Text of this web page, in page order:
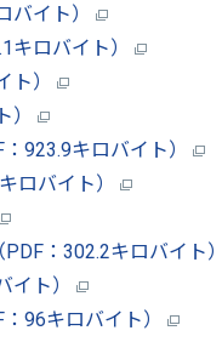
バイト）
キロバイト）
ト）
）
923.9キロバイト）
ロバイト）
：302.2キロバイト）
イト）
96キロバイト）